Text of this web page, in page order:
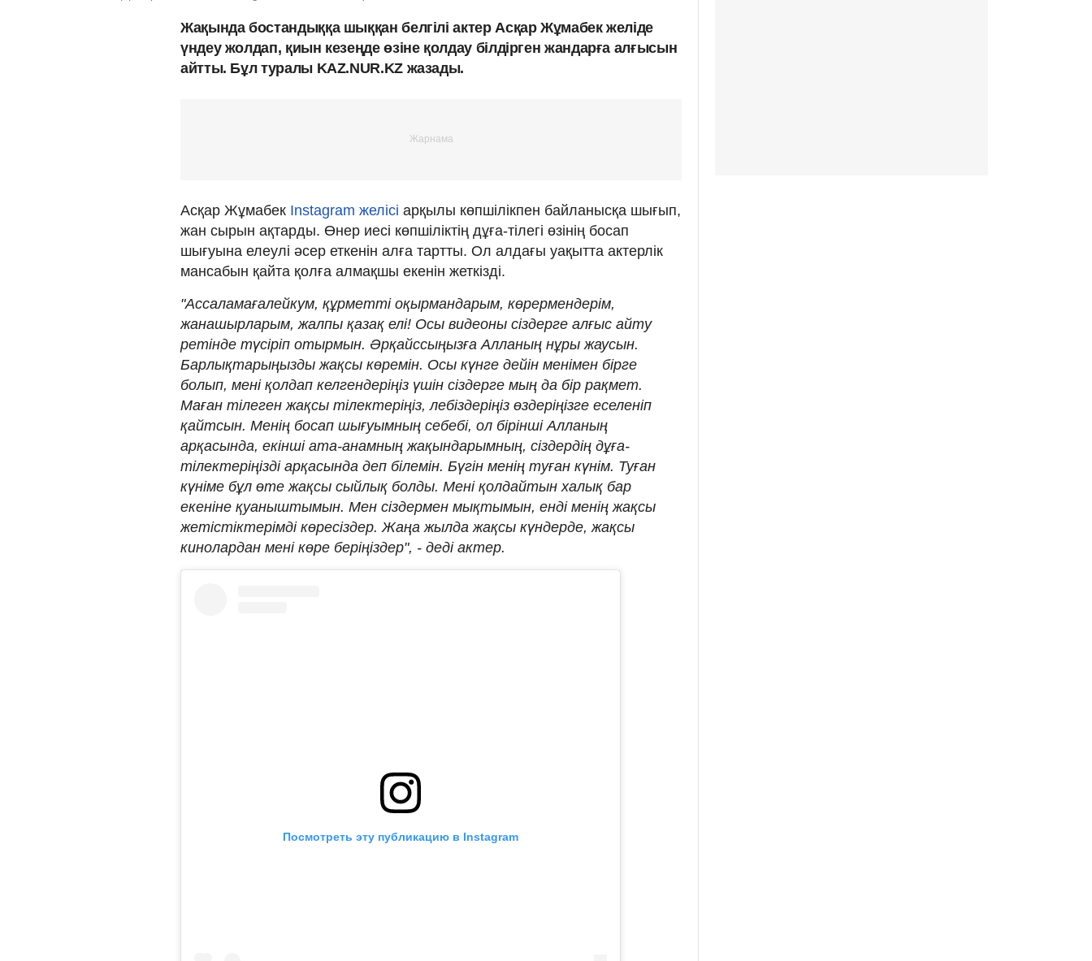
Жақында бостандыққа шыққан белгілі актер Асқар Жұмабек желіде
үндеу жолдап, қиын кезеңде өзіне қолдау білдірген жандарға алғысын
айтты. Бұл туралы KAZ.NUR.KZ жазады.
Асқар Жұмабек Instagram желісі арқылы көпшілікпен байланысқа шығып,
жан сырын ақтарды. Өнер иесі көпшіліктің дұға-тілегі өзінің босап
шығуына елеулі әсер еткенін алға тартты. Ол алдағы уақытта актерлік
мансабын қайта қолға алмақшы екенін жеткізді.
"Ассаламағалейкум, құрметті оқырмандарым, көрермендерім,
жанашырларым, жалпы қазақ елі! Осы видеоны сіздерге алғыс айту
ретінде түсіріп отырмын. Әрқайссыңызға Алланың нұры жаусын.
Барлықтарыңызды жақсы көремін. Осы күнге дейін менімен бірге
болып, мені қолдап келгендеріңіз үшін сіздерге мың да бір рақмет.
Маған тілеген жақсы тілектеріңіз, лебіздеріңіз өздеріңізге еселеніп
қайтсын. Менің босап шығуымның себебі, ол бірінші Алланың
арқасында, екінші ата-анамның жақындарымның, сіздердің дұға-
тілектеріңізді арқасында деп білемін. Бүгін менің туған күнім. Туған
күніме бұл өте жақсы сыйлық болды. Мені қолдайтын халық бар
екеніне қуаныштымын. Мен сіздермен мықтымын, енді менің жақсы
жетістіктерімді көресіздер. Жаңа жылда жақсы күндерде, жақсы
кинолардан мені көре беріңіздер", - деді актер.
Посмотреть эту публикацию в Instagram